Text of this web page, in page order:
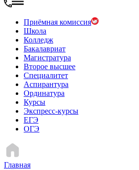
Приёмная комиссия
Школа
Колледж
Бакалавриат
Магистратура
Второе высшее
Специалитет
Аспирантура
Ординатура
Курсы
Экспресс-курсы
ЕГЭ
ОГЭ
Главная